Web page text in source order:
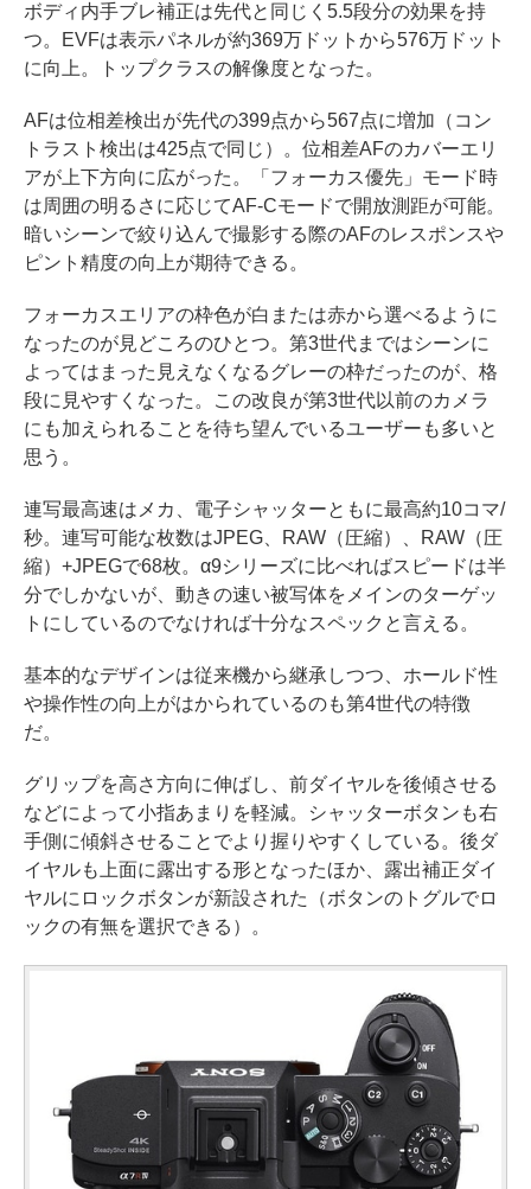
ボディ内手ブレ補正は先代と同じく5.5段分の効果を持
つ。EVFは表示パネルが約369万ドットから576万ドット
に向上。トップクラスの解像度となった。
AFは位相差検出が先代の399点から567点に増加（コン
トラスト検出は425点で同じ）。位相差AFのカバーエリ
アが上下方向に広がった。「フォーカス優先」モード時
は周囲の明るさに応じてAF-Cモードで開放測距が可能。
暗いシーンで絞り込んで撮影する際のAFのレスポンスや
ピント精度の向上が期待できる。
フォーカスエリアの枠色が白または赤から選べるように
なったのが見どころのひとつ。第3世代まではシーンに
よってはまった見えなくなるグレーの枠だったのが、格
段に見やすくなった。この改良が第3世代以前のカメラ
にも加えられることを待ち望んでいるユーザーも多いと
思う。
連写最高速はメカ、電子シャッターともに最高約10コマ/
秒。連写可能な枚数はJPEG、RAW（圧縮）、RAW（圧
縮）+JPEGで68枚。α9シリーズに比べればスピードは半
分でしかないが、動きの速い被写体をメインのターゲッ
トにしているのでなければ十分なスペックと言える。
基本的なデザインは従来機から継承しつつ、ホールド性
や操作性の向上がはかられているのも第4世代の特徴
だ。
グリップを高さ方向に伸ばし、前ダイヤルを後傾させる
などによって小指あまりを軽減。シャッターボタンも右
手側に傾斜させることでより握りやすくしている。後ダ
イヤルも上面に露出する形となったほか、露出補正ダイ
ヤルにロックボタンが新設された（ボタンのトグルでロ
ックの有無を選択できる）。